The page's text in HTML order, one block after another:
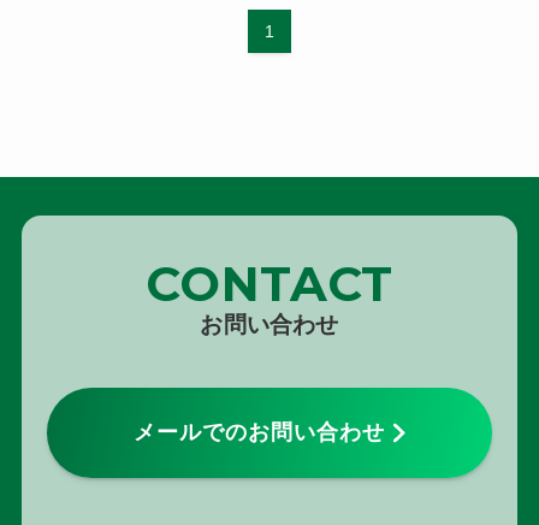
1
CONTACT
お問い合わせ
メールでのお問い合わせ